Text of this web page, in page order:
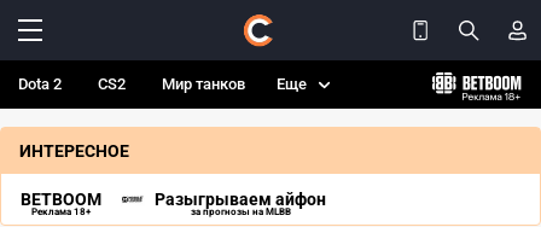
Dota 2 CS2 Мир танков Еще
ИНТЕРЕСНОЕ
BETBOOM
Реклама 18+
Разыгрываем айфон
за прогнозы на MLBB